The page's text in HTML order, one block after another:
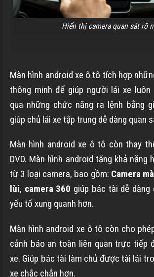
Hiển thị camera quan sát rõ
Màn hình android xe ô tô tích hợp
thông minh để giúp người lái xe luôn
qua những chức năng ra lệnh bằng
giúp chủ lái xe tập trung dễ dàng quan
Màn hình android xe ô tô còn thay
DVD. Màn hình android tăng khả năng
từ 3 loại camera, bao gồm: Camera
lùi, camera 360 giúp bác tài dễ dàng
yếu tố xung quanh hơn.
Màn hình android xe ô tô còn cho
cảnh báo an toàn liên quan trực tiếp
xe. Giúp bác tài làm chủ được tài lái
xe chắc chắn hơn.